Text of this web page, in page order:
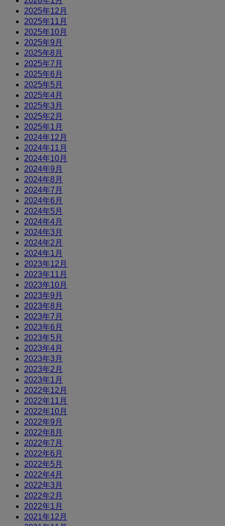
2025年12月
2025年11月
2025年10月
2025年9月
2025年8月
2025年7月
2025年6月
2025年5月
2025年4月
2025年3月
2025年2月
2025年1月
2024年12月
2024年11月
2024年10月
2024年9月
2024年8月
2024年7月
2024年6月
2024年5月
2024年4月
2024年3月
2024年2月
2024年1月
2023年12月
2023年11月
2023年10月
2023年9月
2023年8月
2023年7月
2023年6月
2023年5月
2023年4月
2023年3月
2023年2月
2023年1月
2022年12月
2022年11月
2022年10月
2022年9月
2022年8月
2022年7月
2022年6月
2022年5月
2022年4月
2022年3月
2022年2月
2022年1月
2021年12月